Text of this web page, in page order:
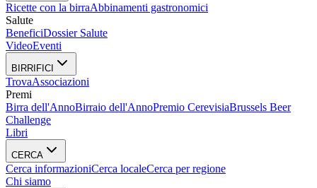
Ricette con la birraAbbinamenti gastronomici
Salute
BeneficiDossier Salute
VideoEventi
BIRRIFICI
TrovaAssociazioni
Premi
Birra dell'AnnoBirraio dell'AnnoPremio CerevisiaBrussels Beer
Challenge
Libri
CERCA
Cerca informazioniCerca localeCerca per regione
Chi siamo